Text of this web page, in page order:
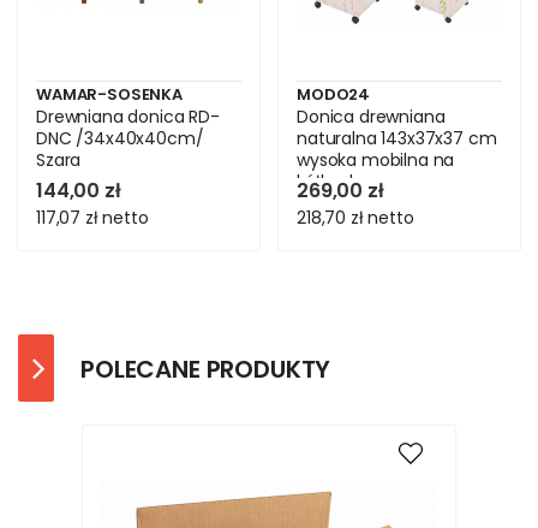
WAMAR-SOSENKA
Drewniana donica RD-
DNC /34x40x40cm/
Szara
144,00 zł
117,07 złnetto
MODO24
Donica drewniana
naturalna 143x37x37 cm
wysoka mobilna na
kółkach
269,00 zł
218,70 złnetto
POLECANE PRODUKTY